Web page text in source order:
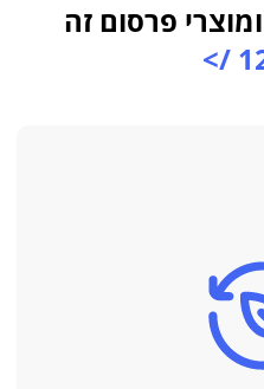
פרסום זה